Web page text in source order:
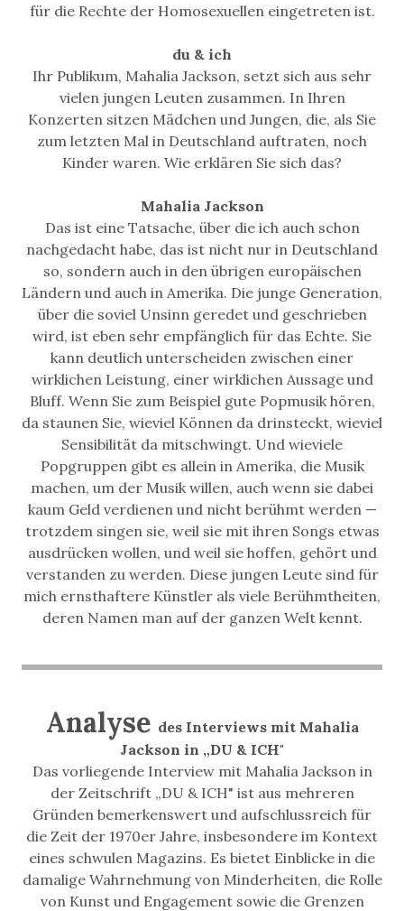
für die Rechte der Homosexuellen eingetreten ist.
du & ich
Ihr Publikum, Mahalia Jackson, setzt sich aus sehr
vielen jungen Leuten zusammen. In Ihren
Konzerten sitzen Mädchen und Jungen, die, als Sie
zum letzten Mal in Deutschland auftraten, noch
Kinder waren. Wie erklären Sie sich das?
Mahalia Jackson
Das ist eine Tatsache, über die ich auch schon
nachgedacht habe, das ist nicht nur in Deutschland
so, sondern auch in den übrigen europäischen
Ländern und auch in Amerika. Die junge Generation,
über die soviel Unsinn geredet und geschrieben
wird, ist eben sehr empfänglich für das Echte. Sie
kann deutlich unterscheiden zwischen einer
wirklichen Leistung, einer wirklichen Aussage und
Bluff. Wenn Sie zum Beispiel gute Popmusik hören,
da staunen Sie, wieviel Können da drinsteckt, wieviel
Sensibilität da mitschwingt. Und wieviele
Popgruppen gibt es allein in Amerika, die Musik
machen, um der Musik willen, auch wenn sie dabei
kaum Geld verdienen und nicht berühmt werden —
trotzdem singen sie, weil sie mit ihren Songs etwas
ausdrücken wollen, und weil sie hoffen, gehört und
verstanden zu werden. Diese jungen Leute sind für
mich ernsthaftere Künstler als viele Berühmtheiten,
deren Namen man auf der ganzen Welt kennt.
Analyse des Interviews mit Mahalia
Jackson in „DU & ICH"
Das vorliegende Interview mit Mahalia Jackson in
der Zeitschrift „DU & ICH" ist aus mehreren
Gründen bemerkenswert und aufschlussreich für
die Zeit der 1970er Jahre, insbesondere im Kontext
eines schwulen Magazins. Es bietet Einblicke in die
damalige Wahrnehmung von Minderheiten, die Rolle
von Kunst und Engagement sowie die Grenzen